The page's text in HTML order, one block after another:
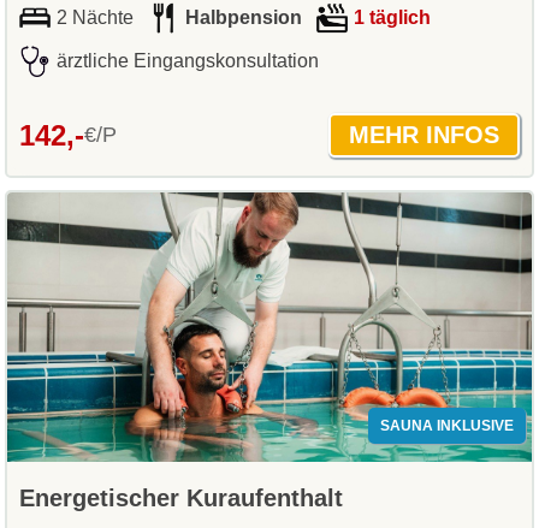
2 Nächte Halbpension 1 täglich
ärztliche Eingangskonsultation
142,-€/P
SAUNA INKLUSIVE
Energetischer Kuraufenthalt